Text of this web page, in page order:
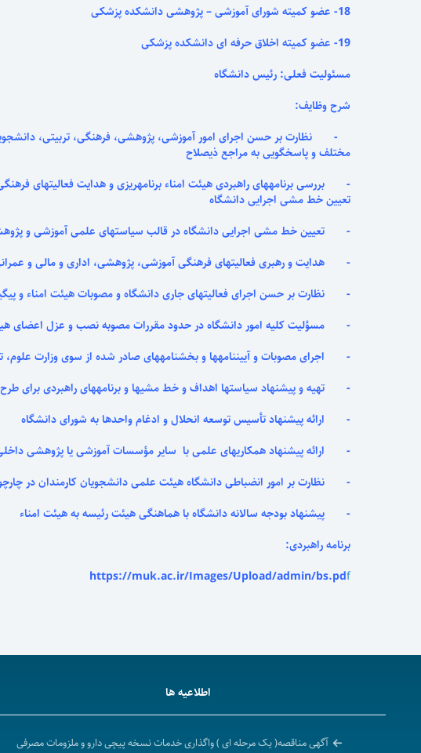
18- عضو کمیته شورای آموزشی – پژوهشی دانشکده پزشکی
19- عضو کمیته اخلاق حرفه ای دانشکده پزشکی
مسئولیت فعلی: رئیس دانشگاه
شرح وظایف:
- نظارت بر حسن اجرای امور آموزشی، پژوهشی، فرهنگی، تربیتی،
مختلف و پاسخگویی به مراجع ذیصلاح
- بررسی برنامه­های راهبردی هیئت امناء برنامه­ریزی و هدایت فعالیتهای
تعیین خط مشی اجرایی دانشگاه
- تعیین خط مشی اجرایی دانشگاه در قالب سیاست­های علمی آموزشی و
- هدایت و رهبری فعالیتهای فرهنگی آموزشی، پژوهشی، اداری و مالی و
- نظارت بر حسن اجرای فعالیتهای جاری دانشگاه و مصوبات هیئت امناء و
- مسؤلیت کلیه امور دانشگاه در حدود مقررات مصوبه نصب و عزل اعضای
- اجرای مصوبات و آیین­نامه­ها و بخشنامه­های صادر شده از سوی وزارت علوم،
- تهیه و پیشنهاد سیاست­ها اهداف و خط مشی­ها و برنامه­های راهبردی برای طرح
- ارائه پیشنهاد تأسیس توسعه انحلال و ادغام واحدها به شورای دانشگاه
- ارائه پیشنهاد همکاریهای علمی با سایر مؤسسات آموزشی یا پژوهشی
- نظارت بر امور انضباطی دانشگاه هیئت علمی دانشجویان کارمندان در
- پیشنهاد بودجه سالانه دانشگاه با هماهنگی هیئت رئیسه به هیئت امناء
برنامه راهبردی:
https://muk.ac.ir/Images/Upload/admin/bs.pdf
اطلاعیه ها
آگهی مناقصه( یک مرحله ای ) واگذاری خدمات نسخه پیچی دارو و ملزومات مصرفی